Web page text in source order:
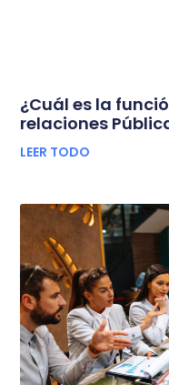
¿Cuál es la
relaciones
LEER TODO